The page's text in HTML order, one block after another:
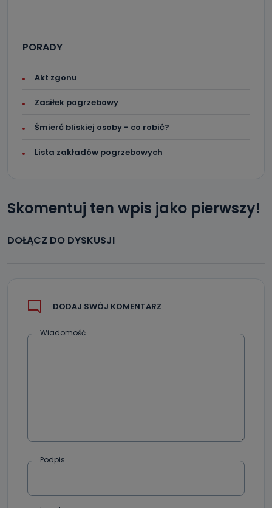
PORADY
Akt zgonu
Zasiłek pogrzebowy
Śmierć bliskiej osoby - co robić?
Lista zakładów pogrzebowych
Skomentuj ten wpis jako pierwszy!
DOŁĄCZ DO DYSKUSJI
DODAJ SWÓJ KOMENTARZ
Wiadomość
Podpis